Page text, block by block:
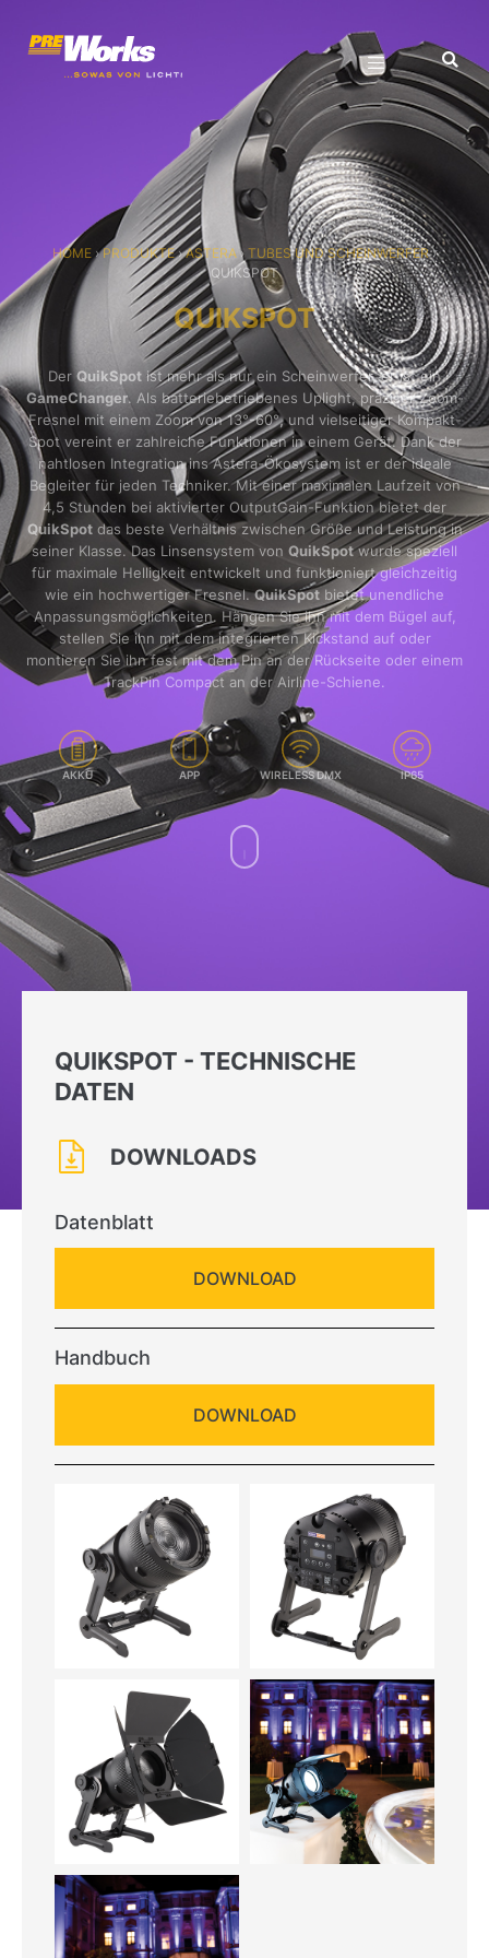
HOME › PRODUKTE › ASTERA › TUBES UND SCHEINWERFER ›
QUIKSPOT
QUIKSPOT
DerQuikSpot ist mehr als nur ein Scheinwerfer, er ist ein
GameChanger. Als batteriebetriebenes Uplight, präziser Zoom-
Fresnel mit einem Zoom von 13°-60°,und vielseitiger Kompakt-
Spot vereint er zahlreiche Funktionen in einem Gerät. Dank der
nahtlosen Integration ins Astera-Ökosystem ist er der ideale
Begleiter für jeden Techniker. Mit einer maximalen Laufzeit von
4,5 Stunden bei aktivierter OutputGain-Funktion bietet der
QuikSpotdas beste Verhältnis zwischen Größe und Leistung in
seiner Klasse. Das Linsensystem von QuikSpotwurde speziell
für maximale Helligkeit entwickelt und funktioniert gleichzeitig
wie ein hochwertiger Fresnel.QuikSpot bietet unendliche
Anpassungsmöglichkeiten. Hängen Sie ihn mit dem Bügel auf,
stellen Sie ihn mit dem integrierten Kickstand auf oder
montieren Sie ihn fest mit dem Pin an der Rückseite oder einem
TrackPin Compact an der Airline-Schiene.
AKKU APP WIRELESS DMX IP65
QUIKSPOT - TECHNISCHE
DATEN
DOWNLOADS
Datenblatt
DOWNLOAD
Handbuch
DOWNLOAD